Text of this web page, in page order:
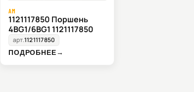
AM
1121117850 Поршень
4BG1/6BG1 1121117850
арт.1121117850
ПОДРОБНЕЕ→